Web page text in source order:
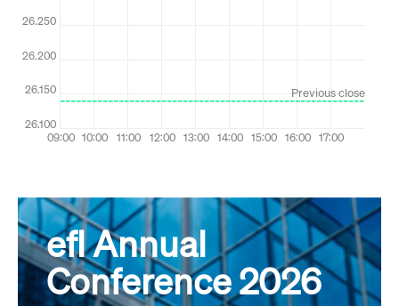
efl Annual
Conference 2026